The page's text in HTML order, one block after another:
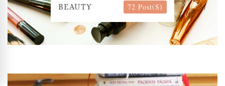
BEAUTY 72 Post(s)